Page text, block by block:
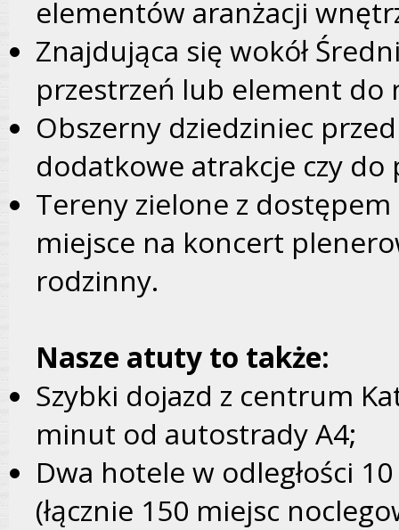
elementów aranżacji
Znajdująca się wokół
przestrzeń lub element do
Obszerny dziedziniec
dodatkowe atrakcje czy do
Tereny zielone z
miejsce na koncert
rodzinny.
Nasze atuty to także:
Szybki dojazd z centrum
minut od autostrady A4;
Dwa hotele w odległości
(łącznie 150 miejsc